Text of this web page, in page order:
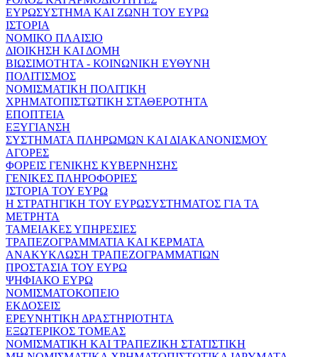
ΕΥΡΩΣΥΣΤΗΜΑ ΚΑΙ ΖΩΝΗ ΤΟΥ ΕΥΡΩ
ΙΣΤΟΡΙΑ
ΝΟΜΙΚΟ ΠΛΑΙΣΙΟ
ΔΙΟΙΚΗΣΗ ΚΑΙ ΔΟΜΗ
ΒΙΩΣΙΜΟΤΗΤΑ - ΚΟΙΝΩΝΙΚΗ ΕΥΘΥΝΗ
ΠΟΛΙΤΙΣΜΟΣ
ΝΟΜΙΣΜΑΤΙΚΗ ΠΟΛΙΤΙΚΗ
ΧΡΗΜΑΤΟΠΙΣΤΩΤΙΚΗ ΣΤΑΘΕΡΟΤΗΤΑ
ΕΠΟΠΤΕΙΑ
ΕΞΥΓΙΑΝΣΗ
ΣΥΣΤΗΜΑΤΑ ΠΛΗΡΩΜΩΝ ΚΑΙ ΔΙΑΚΑΝΟΝΙΣΜΟΥ
ΑΓΟΡΕΣ
ΦΟΡΕΙΣ ΓΕΝΙΚΗΣ ΚΥΒΕΡΝΗΣΗΣ
ΓΕΝΙΚΕΣ ΠΛΗΡΟΦΟΡΙΕΣ
ΙΣΤΟΡΙΑ ΤΟΥ ΕΥΡΩ
Η ΣΤΡΑΤΗΓΙΚΗ ΤΟΥ ΕΥΡΩΣΥΣΤΗΜΑΤΟΣ ΓΙΑ ΤΑ
ΜΕΤΡΗΤΑ
ΤΑΜΕΙΑΚΕΣ ΥΠΗΡΕΣΙΕΣ
ΤΡΑΠΕΖΟΓΡΑΜΜΑΤΙΑ ΚΑΙ ΚΕΡΜΑΤΑ
ΑΝΑΚΥΚΛΩΣΗ ΤΡΑΠΕΖΟΓΡΑΜΜΑΤΙΩΝ
ΠΡΟΣΤΑΣΙΑ ΤΟΥ ΕΥΡΩ
ΨΗΦΙΑΚΟ ΕΥΡΩ
ΝΟΜΙΣΜΑΤΟΚΟΠΕΙΟ
ΕΚΔΟΣΕΙΣ
ΕΡΕΥΝΗΤΙΚΗ ΔΡΑΣΤΗΡΙΟΤΗΤΑ
ΕΞΩΤΕΡΙΚΟΣ ΤΟΜΕΑΣ
ΝΟΜΙΣΜΑΤΙΚΗ ΚΑΙ ΤΡΑΠΕΖΙΚΗ ΣΤΑΤΙΣΤΙΚΗ